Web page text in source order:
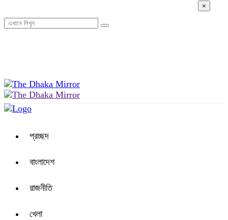
১১:৩২ পূর্বাহ্ন, সোমবার, ১০ অগাস্ট ২০২৬, ২৬ শ্রাবণ ১৪৩৩ বঙ্গাব্দ
প্রচ্ছদ
বাংলাদেশ
রাজনীতি
খেলা
×